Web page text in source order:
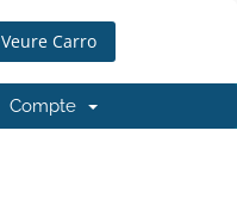
Veure Carro
Compte